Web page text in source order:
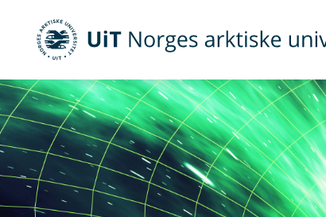
Gå til hovedinnhold
UiT Norges arktiske universitet